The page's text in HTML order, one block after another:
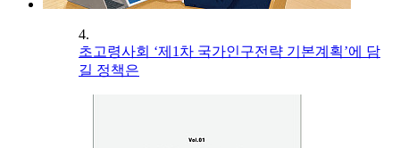
4.
초고령사회 ‘제1차 국가인구전략 기본계획’에 담
길 정책은